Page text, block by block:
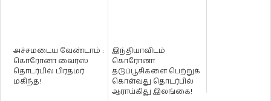
அச்சமடைய வேண்டாம் :
கொரோனா வைரஸ்
தொடர்பில் பிரதமர்
மகிந்த!
இந்தியாவிடம்
கொரோனா
தடுப்பூசிகளை பெற்றுக்
கொள்வது தொடர்பில்
ஆராய்கிது இலங்கை!